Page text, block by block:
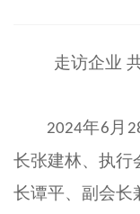
走访企业
2024年6 月
长张建林、执行
长谭平、副会长